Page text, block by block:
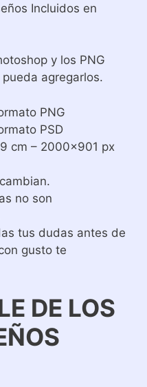
Incluidos en
y los PNG
agregarlos.
PNG
PSD
cm – 2000×901 px
no son
tus dudas antes de
gusto te
DE LOS